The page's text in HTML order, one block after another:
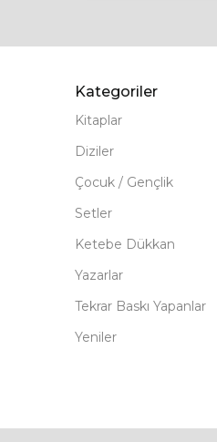
Kategoriler
Kitaplar
Diziler
Çocuk / Gençlik
Setler
Ketebe Dükkan
Yazarlar
Tekrar Baskı Yapanlar
Yeniler